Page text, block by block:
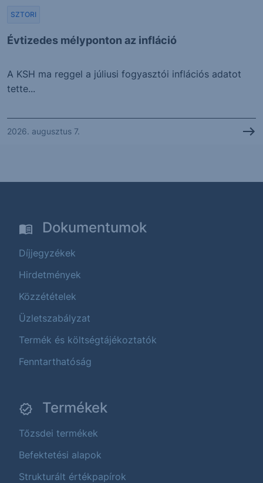
Évtizedes mélyponton az infláció
SZTORI
A KSH ma reggel a júliusi fogyasztói inflációs adatot
tette...
2026. augusztus 7.
Dokumentumok
Díjjegyzékek
Hirdetmények
Közzétételek
Üzletszabályzat
Termék és költségtájékoztatók
Fenntarthatóság
Termékek
Tőzsdei termékek
Befektetési alapok
Strukturált értékpapírok